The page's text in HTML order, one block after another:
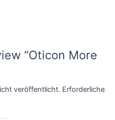
“Oticon More
veröffentlicht. Erforderliche